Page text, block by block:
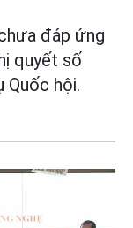
đáp ứng
quyết số
Quốc hội.